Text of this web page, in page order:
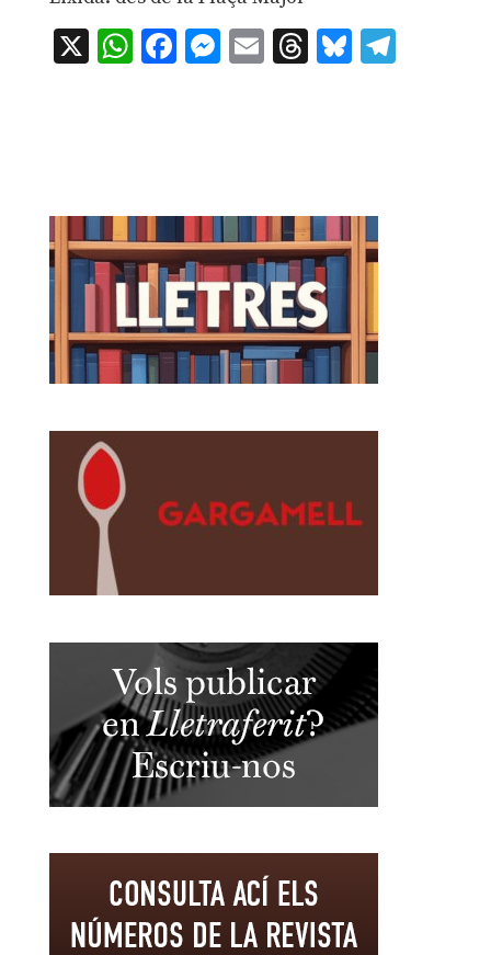
X WhatsApp
Facebook
Messenger
EmailThreads
Bluesky